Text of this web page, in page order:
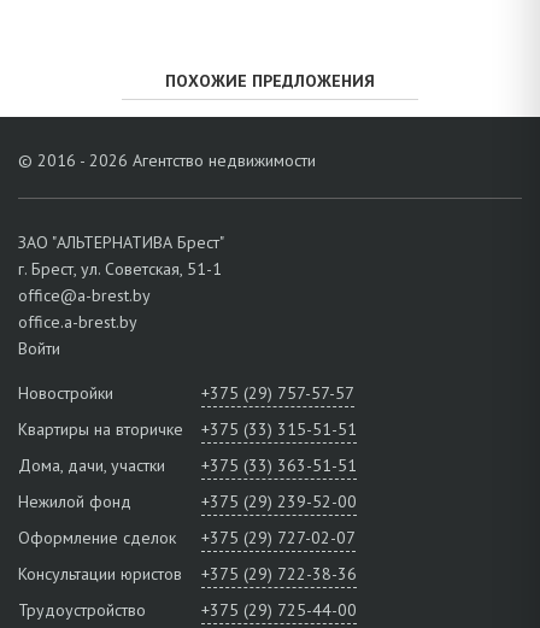
ПОХОЖИЕ ПРЕДЛОЖЕНИЯ
© 2016 - 2026 Агентство недвижимости
ЗАО "АЛЬТЕРНАТИВА Брест"
г. Брест, ул. Советская, 51-1
office@a-brest.by
office.a-brest.by
Войти
Новостройки
+375 (29) 757-57-57
Квартиры на вторичке
+375 (33) 315-51-51
Дома, дачи, участки
+375 (33) 363-51-51
Нежилой фонд
+375 (29) 239-52-00
Оформление сделок
+375 (29) 727-02-07
Консультации юристов
+375 (29) 722-38-36
Трудоустройство
+375 (29) 725-44-00